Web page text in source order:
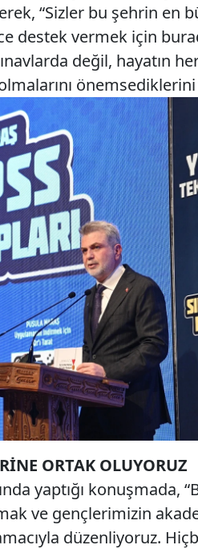
“Sizler bu şehrin en
destek vermek için
değil, hayatın
önemsediklerini
ORTAK OLUYORUZ
yaptığı konuşmada,
ve gençlerimizin
düzenliyoruz.